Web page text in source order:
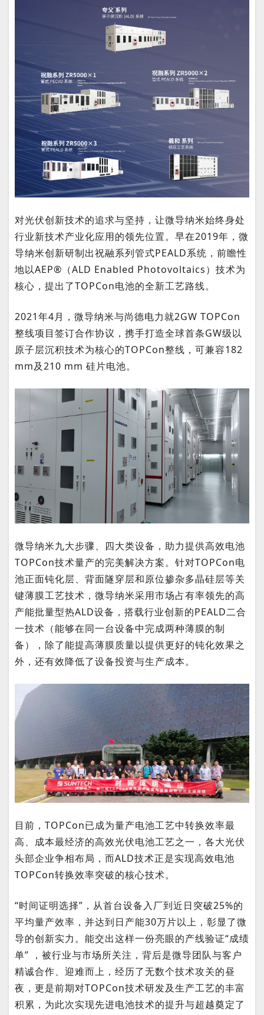
对光伏创新技术的追求与坚持，让微导纳米始终身处
行业新技术产业化应用的领先位置。早在2019年，微
导纳米创新研制出祝融系列管式PEALD系统，前瞻性
地以AEP®（ALD Enabled Photovoltaics）技术为
核心，提出了TOPCon电池的全新工艺路线。
2021年4月，微导纳米与尚德电力就2GW TOPCon
整线项目签订合作协议，携手打造全球首条GW级以
原子层沉积技术为核心的TOPCon整线，可兼容182
mm及210 mm 硅片电池。
微导纳米九大步骤、四大类设备，助力提供高效电池
TOPCon技术量产的完美解决方案。针对TOPCon电
池正面钝化层、背面隧穿层和原位掺杂多晶硅层等关
键薄膜工艺技术，微导纳米采用市场占有率领先的高
产能批量型热ALD设备，搭载行业创新的PEALD二合
一技术（能够在同一台设备中完成两种薄膜的制
备），除了能提高薄膜质量以提供更好的钝化效果之
外，还有效降低了设备投资与生产成本。
目前，TOPCon已成为量产电池工艺中转换效率最
高、成本最经济的高效光伏电池工艺之一，各大光伏
头部企业争相布局，而ALD技术正是实现高效电池
TOPCon转换效率突破的核心技术。
“时间证明选择”，从首台设备入厂到近日突破25%的
平均量产效率，并达到日产能30万片以上，彰显了微
导的创新实力。能交出这样一份亮眼的产线验证“成绩
单” ，被行业与市场所关注，背后是微导团队与客户
精诚合作、迎难而上，经历了无数个技术攻关的昼
夜，更是前期对TOPCon技术研发及生产工艺的丰富
积累，为此次实现先进电池技术的提升与超越奠定了